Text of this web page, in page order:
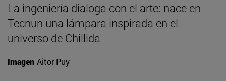
La ingeniería dialoga con el arte: nace en
Tecnun una lámpara inspirada en el
universo de Chillida
Imagen Aitor Puy